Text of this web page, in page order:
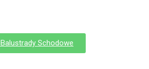
Balustrady Schodowe